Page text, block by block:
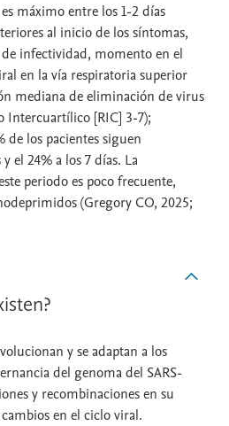
máximo entre los 1-2 días
al inicio de los síntomas,
infectividad, momento en el
en la vía respiratoria superior
mediana de eliminación de virus
Intercuartílico [RIC] 3-7);
de los pacientes siguen
el 24% a los 7 días. La
periodo es poco frecuente,
(Gregory CO, 2025;
y se adaptan a los
del genoma del SARS-
y recombinaciones en su
en el ciclo viral.